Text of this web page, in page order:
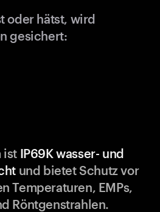
oder hätst, wird
gesichert:
ist IP69K wasser- und
und bietet Schutz vor
Temperaturen, EMPs,
Röntgenstrahlen.